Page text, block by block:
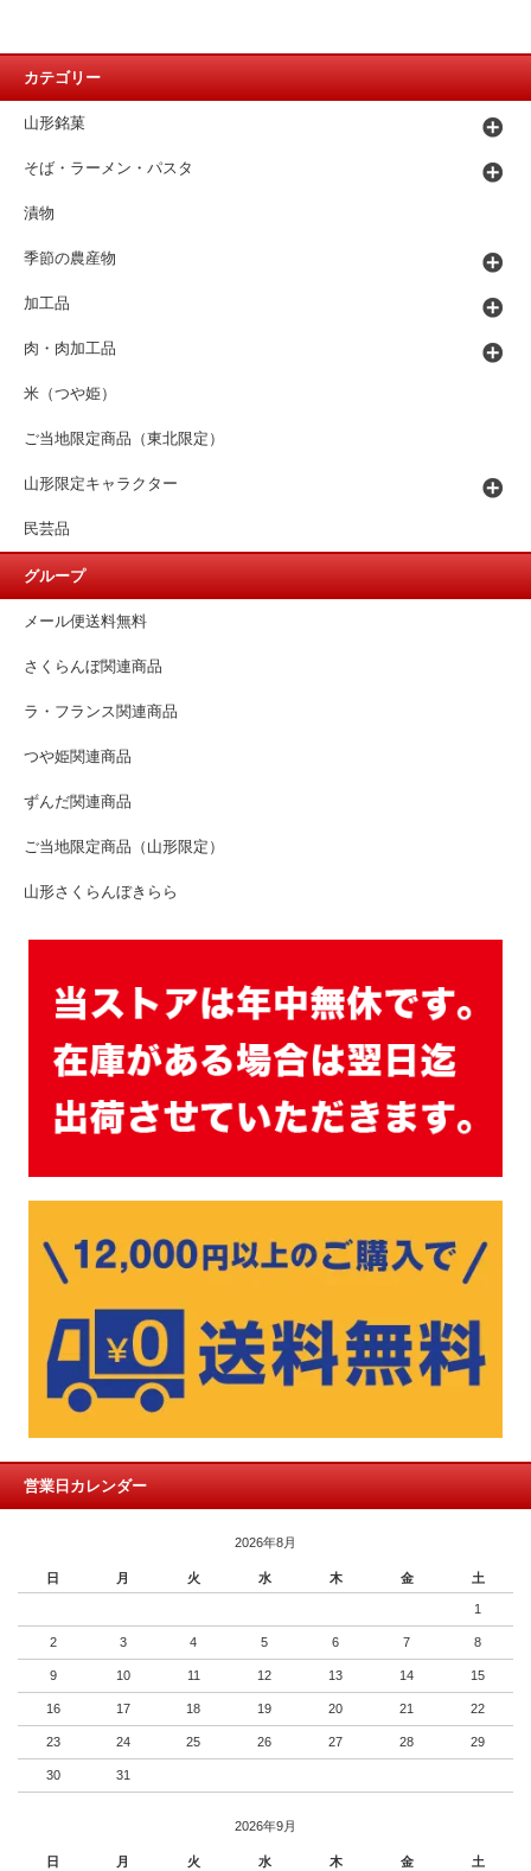
カテゴリー
山形銘菓
そば・ラーメン・パスタ
漬物
季節の農産物
加工品
肉・肉加工品
米（つや姫）
ご当地限定商品（東北限定）
山形限定キャラクター
民芸品
グループ
メール便送料無料
さくらんぼ関連商品
ラ・フランス関連商品
つや姫関連商品
ずんだ関連商品
ご当地限定商品（山形限定）
山形さくらんぼきらら
営業日カレンダー
2026年8月
日 月 火 水 木 金 土
1
2 3 4 5 6 7 8
9 10 11 12 13 14 15
16 17 18 19 20 21 22
23 24 25 26 27 28 29
30 31
2026年9月
日 月 火 水 木 金 土